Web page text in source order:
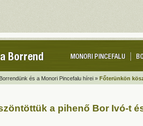
Borrend MONORI PINCEFALU
Borrendünk és a Monori Pincefalu hírei » Főterünkön
a pihenő Bor Ivó-t